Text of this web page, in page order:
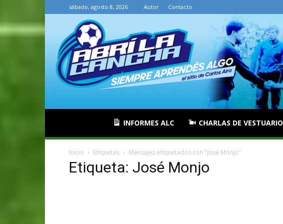
sábado, agosto 8, 2026 Autor Contacto
INFORMES ALC CHARLAS DE VESTUARIO
Inicio Etiquetas Mensajes etiquetados con "José Monjo"
Etiqueta: José Monjo